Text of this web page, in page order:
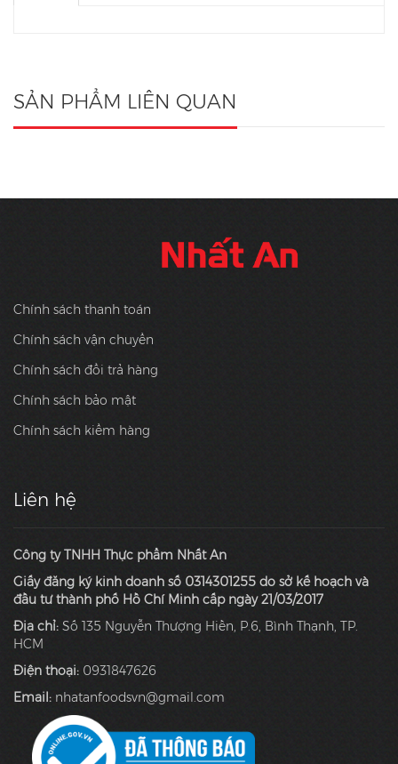
SẢN PHẨM LIÊN QUAN
Chính sách thanh toán
Chính sách vận chuyển
Chính sách đổi trả hàng
Chính sách bảo mật
Chính sách kiểm hàng
Liên hệ
Công ty TNHH Thực phẩm Nhất An
Giấy đăng ký kinh doanh số 0314301255 do sở kế hoạch và
đầu tư thành phố Hồ Chí Minh cấp ngày 21/03/2017
Địa chỉ: Số 135 Nguyễn Thượng Hiền, P.6, Bình Thạnh, TP.
HCM
Điện thoại: 0931847626
Email: nhatanfoodsvn@gmail.com